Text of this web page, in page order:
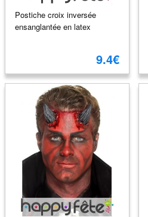
Postiche croix inversée
ensanglantée en latex
9.4€